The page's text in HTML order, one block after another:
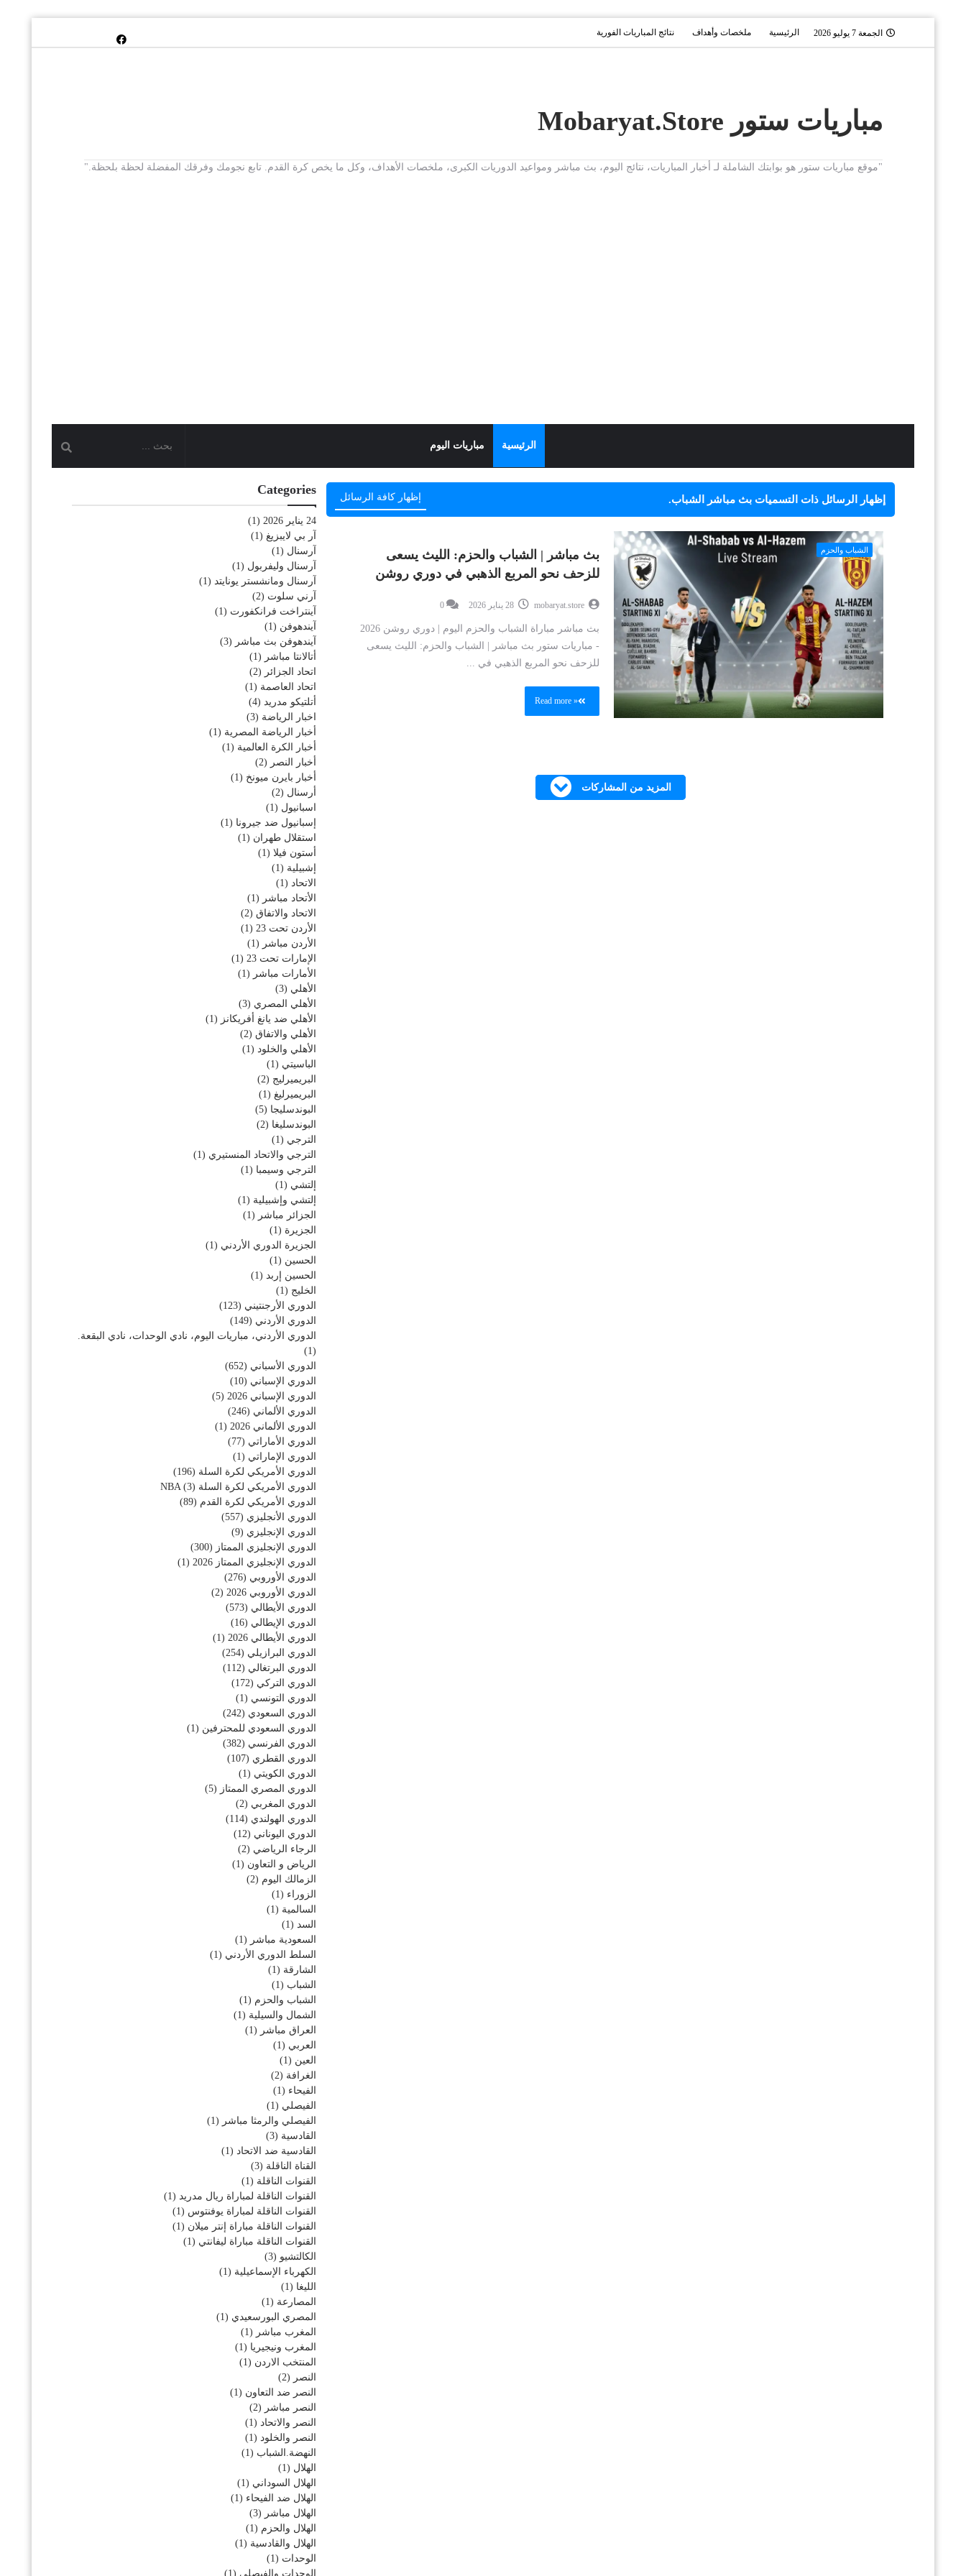
الجمعة 7 يوليو 2026 الرئيسية ملخصات وأهداف نتائج المباريات الفورية
مباريات ستور Mobaryat.Store
"موقع مباريات ستور هو بوابتك الشاملة لـ أخبار المباريات، نتائج اليوم، بث مباشر ومواعيد الدوريات الكبرى، ملخصات الأهداف، وكل ما يخص كرة القدم. تابع نجومك وفرقك المفضلة لحظة بلحظة."
الرئيسية مباريات اليوم
‏إظهار الرسائل ذات التسمياتبث مباشر الشباب. إظهار كافة الرسائل
الشباب والحزم
بث مباشر | الشباب والحزم: الليث يسعى
للزحف نحو المربع الذهبي في دوري روشن
mobaryat.store 28 يناير 2026 0
بث مباشر مباراة الشباب والحزم اليوم | دوري روشن 2026
- مباريات ستور بث مباشر | الشباب والحزم: الليث يسعى
للزحف نحو المربع الذهبي في ...
Read more »
المزيد من المشاركات
Categories
24 يناير 2026
(1)
آر بي لايبزيغ (1)
آرسنال (1)
آرسنال وليفربول (1)
آرسنال ومانشستر يونايتد (1)
آرني سلوت (2)
آينتراخت فرانكفورت (1)
آيندهوفن (1)
آيندهوفن بث مباشر (3)
أتالانتا مباشر (1)
اتحاد الجزائر (2)
اتحاد العاصمة (1)
أتلتيكو مدريد (4)
اخبار الرياضة (3)
أخبار الرياضة المصرية (1)
أخبار الكرة العالمية (1)
أخبار النصر (2)
أخبار بايرن ميونخ (1)
أرسنال (2)
اسبانيول (1)
إسبانيول ضد جيرونا (1)
استقلال طهران (1)
أستون فيلا (1)
إشبيلية (1)
الاتحاد (1)
الأتحاد مباشر (1)
الاتحاد والاتفاق (2)
الأردن تحت 23
(1)
الأردن مباشر (1)
الإمارات تحت 23
(1)
الأمارات مباشر (1)
الأهلي (3)
الأهلي المصري (3)
الأهلي ضد يانغ أفريكانز (1)
الأهلي والاتفاق (2)
الأهلي والخلود (1)
الباسيتي (1)
البريميرليج (2)
البريميرليغ (1)
البوندسليجا (5)
البوندسليغا (2)
الترجي (1)
الترجي والاتحاد المنستيري (1)
الترجي وسيمبا (1)
إلتشي (1)
إلتشي وإشبيلية (1)
الجزائر مباشر (1)
الجزيرة (1)
الجزيرة الدوري الأردني (1)
الحسين (1)
الحسين إربد (1)
الخليج (1)
الدوري الأرجنتيني (123)
الدوري الأردني (149)
الدوري الأردني، مباريات اليوم، نادي الوحدات، نادي البقعة.
(1)
الدوري الأسباني (652)
الدوري الإسباني (10)
الدوري الإسباني 2026
(5)
الدوري الألماني (246)
الدوري الألماني 2026
(1)
الدوري الأماراتي (77)
الدوري الإماراتي (1)
الدوري الأمريكي لكرة السلة (196)
الدوري الأمريكي لكرة السلة NBA (3)
الدوري الأمريكي لكرة القدم (89)
الدوري الأنجليزي (557)
الدوري الإنجليزي (9)
الدوري الإنجليزي الممتاز (300)
الدوري الإنجليزي الممتاز 2026
(1)
الدوري الأوروبي (276)
الدوري الأوروبي 2026
(2)
الدوري الأيطالي (573)
الدوري الإيطالي (16)
الدوري الأيطالي 2026
(1)
الدوري البرازيلي (254)
الدوري البرتغالي (112)
الدوري التركي (172)
الدوري التونسي (1)
الدوري السعودي (242)
الدوري السعودي للمحترفين (1)
الدوري الفرنسي (382)
الدوري القطري (107)
الدوري الكويتي (1)
الدوري المصري الممتاز (5)
الدوري المغربي (2)
الدوري الهولندي (114)
الدوري اليوناني (12)
الرجاء الرياضي (2)
الرياض و التعاون (1)
الزمالك اليوم (2)
الزوراء (1)
السالمية (1)
السد (1)
السعودية مباشر (1)
السلط الدوري الأردني (1)
الشارقة (1)
الشباب (1)
الشباب والحزم (1)
الشمال والسيلية (1)
العراق مباشر (1)
العربي (1)
العين (1)
الغرافة (2)
الفيحاء (1)
الفيصلي (1)
الفيصلي والرمثا مباشر (1)
القادسية (3)
القادسية ضد الاتحاد (1)
القناة الناقلة (3)
القنوات الناقلة (1)
القنوات الناقلة لمباراة ريال مدريد (1)
القنوات الناقلة لمباراة يوفنتوس (1)
القنوات الناقلة مباراة إنتر ميلان (1)
القنوات الناقلة مباراة ليفانتي (1)
الكالتشيو (3)
الكهرباء الإسماعيلية (1)
الليغا (1)
المصارعة (1)
المصري البورسعيدي (1)
المغرب مباشر (1)
المغرب ونيجيريا (1)
المنتخب الاردن (1)
النصر (2)
النصر ضد التعاون (1)
النصر مباشر (2)
النصر والاتحاد (1)
النصر والخلود (1)
النهضة.الشباب (1)
الهلال (1)
الهلال السوداني (1)
الهلال ضد الفيحاء (1)
الهلال مباشر (3)
الهلال والحزم (1)
الهلال والقادسية (1)
الوحدات (1)
الوحدات والفيصلي (1)